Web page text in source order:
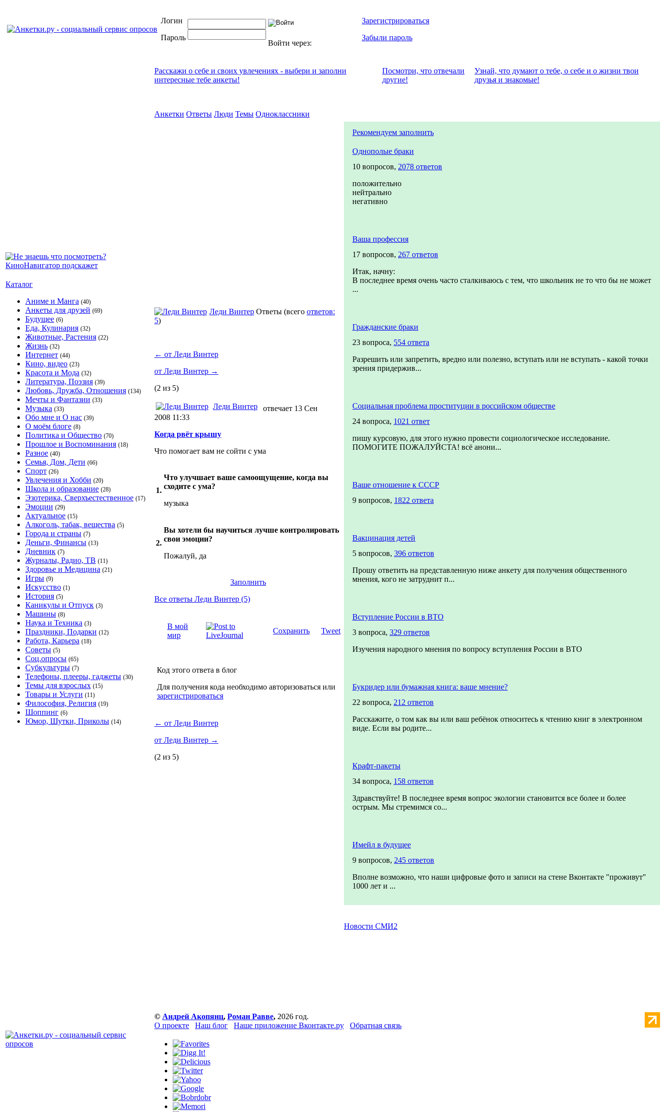
Логин
Пароль
Войти через:
Зарегистрироваться
Забыли пароль
Каталог
Аниме и Манга (40)
Анкеты для друзей (69)
Будущее (6)
Еда, Кулинария (32)
Животные, Растения (22)
Жизнь (32)
Интернет (44)
Кино, видео (23)
Красота и Мода (32)
Литература, Поэзия (39)
Любовь, Дружба, Отношения (134)
Мечты и Фантазии (33)
Музыка (33)
Обо мне и О нас (39)
О моём блоге (8)
Политика и Общество (70)
Прошлое и Воспоминания (18)
Разное (40)
Семья, Дом, Дети (66)
Спорт (26)
Увлечения и Хобби (20)
Школа и образование (28)
Эзотерика, Сверхъестественное (17)
Эмоции (29)
Актуальное (15)
Алкоголь, табак, вещества (5)
Города и страны (7)
Деньги, Финансы (13)
Дневник (7)
Журналы, Радио, ТВ (11)
Здоровье и Медицина (21)
Игры (9)
Искусство (1)
История (5)
Каникулы и Отпуск (3)
Машины (8)
Наука и Техника (3)
Праздники, Подарки (12)
Работа, Карьера (18)
Советы (5)
Соц.опросы (65)
Субкультуры (7)
Телефоны, плееры, гаджеты (30)
Темы для взрослых (15)
Товары и Услуги (11)
Философия, Религия (19)
Шоппинг (6)
Юмор, Шутки, Приколы (14)
Расскажи о себе и своих увлечениях - выбери и заполни
интересные тебе анкеты!
Посмотри, что отвeчали
другие!
Узнай, что думают о тебе, о себе и о жизни твои
друзья и знакомые!
Анкетки Ответы Люди Темы Одноклассники
Леди Винтер Ответы (всего ответов:
5)
← от Леди Винтер
от Леди Винтер →
(2 из 5)
Леди Винтер
отвечает 13 Сен
2008 11:33
Когда рвёт крышу
Что помогает вам не сойти с ума
1.
Что улучшает ваше самоощущение, когда вы
сходите с ума?
музыка
2.
Вы хотели бы научиться лучше контролировать
свои эмоции?
Пожалуй, да
Заполнить
Все ответы Леди Винтер (5)
В мой
мир
Сохранить Tweet
Код этого ответа в блог
Для получения кода необходимо авторизоваться или
зарегистрироваться
← от Леди Винтер
от Леди Винтер →
(2 из 5)
Рекомендуем заполнить
Однополые браки
10 вопросов, 2078 ответов
положительно
нейтрально
негативно
Ваша профессия
17 вопросов, 267 ответов
Итак, начну:
В последнее время очень часто сталкиваюсь с тем, что школьник не то что бы не может
...
Гражданские браки
23 вопроса, 554 ответа
Разрешить или запретить, вредно или полезно, вступать или не вступать - какой точки
зрения придержив...
Социальная проблема проституции в российском обществе
24 вопроса, 1021 ответ
пишу курсовую, для этого нужно провести социологическое исследование.
ПОМОГИТЕ ПОЖАЛУЙСТА! всё анони...
Ваше отношение к СССР
9 вопросов, 1822 ответа
Вакцинация детей
5 вопросов, 396 ответов
Прошу ответить на представленную ниже анкету для получения общественного
мнения, кого не затруднит п...
Вступление России в ВТО
3 вопроса, 329 ответов
Изучения народного мнения по вопросу вступления России в ВТО
Букридер или бумажная книга: ваше мнение?
22 вопроса, 212 ответов
Расскажите, о том как вы или ваш ребёнок относитесь к чтению книг в электронном
виде. Если вы родите...
Крафт-пакеты
34 вопроса, 158 ответов
Здравствуйте! В последнее время вопрос экологии становится все более и более
острым. Мы стремимся со...
Имейл в будущее
9 вопросов, 245 ответов
Вполне возможно, что наши цифровые фото и записи на стене Вконтакте "проживут"
1000 лет и ...
Новости СМИ2
© Андрей Акопянц, Роман Равве, 2026 год.
О проекте
Наш блог Наше приложение Вконтакте.ру Обратная связь